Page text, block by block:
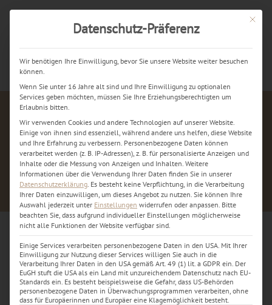
Jetzt kostenlos anrufen
TEST...
Mit
Datenschutz-Präferenz
Wir benötigen Ihre Einwilligung, bevor Sie unsere Website weiter besuchen
können.
Wenn Sie unter 16 Jahre alt sind und Ihre Einwilligung zu optionalen
Services geben möchten, müssen Sie Ihre Erziehungsberechtigten um
Erlaubnis bitten.
Wir verwenden Cookies und andere Technologien auf unserer Website.
Einige von ihnen sind essenziell, während andere uns helfen, diese Website
und Ihre Erfahrung zu verbessern. Personenbezogene Daten können
verarbeitet werden (z. B. IP-Adressen), z. B. für personalisierte Anzeigen und
Inhalte oder die Messung von Anzeigen und Inhalten. Weitere
Informationen über die Verwendung Ihrer Daten finden Sie in unserer
Datenschutzerklärung. Es besteht keine Verpflichtung, in die Verarbeitung
Ihrer Daten einzuwilligen, um dieses Angebot zu nutzen. Sie können Ihre
Auswahl jederzeit unter Einstellungen widerrufen oder anpassen. Bitte
beachten Sie, dass aufgrund individueller Einstellungen möglicherweise
nicht alle Funktionen der Website verfügbar sind.
Einige Services verarbeiten personenbezogene Daten in den USA. Mit Ihrer
Einwilligung zur Nutzung dieser Services willigen Sie auch in die
Verarbeitung Ihrer Daten in den USA gemäß Art. 49 (1) lit. a GDPR ein. Der
EuGH stuft die USA als ein Land mit unzureichendem Datenschutz nach EU-
Standards ein. Es besteht beispielsweise die Gefahr, dass US-Behörden
personenbezogene Daten in Überwachungsprogrammen verarbeiten, ohne
dass für Europäerinnen und Europäer eine Klagemöglichkeit besteht.